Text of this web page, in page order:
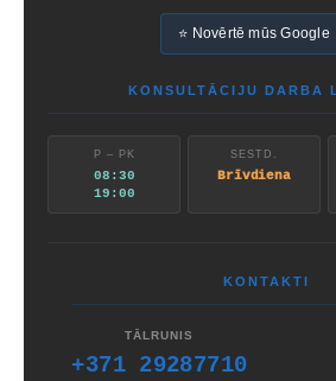
⭐ Novērtē mūs Google
KONSULTĀCIJU DARBA
P – PK
08:30
19:00
SESTD.
Brīvdiena
KONTAKTI
TĀLRUNIS
+371 29287710